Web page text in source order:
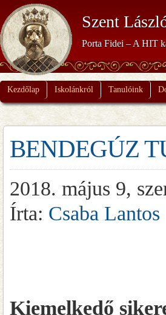
Szent
Porta Fidei – A HIT
Kezdőlap Iskolánkról Tanulóink
BENDEGÚZ
2018. május 9,
Írta: Csaba Lantos
Kiemelkedő